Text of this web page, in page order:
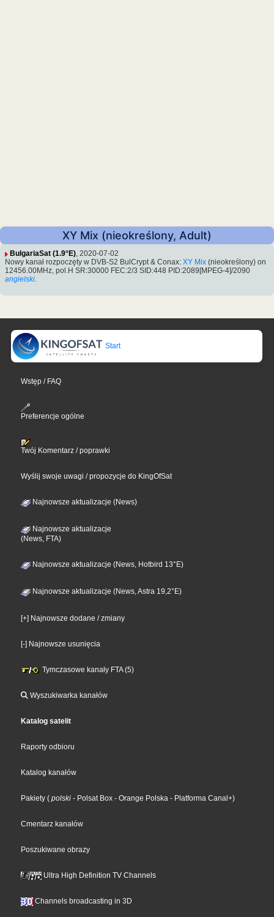
XY Mix (nieokreślony, Adult)
BulgariaSat (1.9°E), 2020-07-02
Nowy kanał rozpoczęty w DVB-S2 BulCrypt & Conax: XY Mix (nieokreślony) on
12456.00MHz, pol.H SR:30000 FEC:2/3 SID:448 PID:2089[MPEG-4]/2090
angielski.
Start
Wstęp / FAQ
Preferencje ogólne
Twój Komentarz / poprawki
Wyślij swoje uwagi / propozycje do KingOfSat
Najnowsze aktualizacje (News)
Najnowsze aktualizacje
(News, FTA)
Najnowsze aktualizacje (News, Hotbird 13°E)
Najnowsze aktualizacje (News, Astra 19,2°E)
[+] Najnowsze dodane / zmiany
[-] Najnowsze usunięcia
Tymczasowe kanały FTA (5)
Wyszukiwarka kanałów
Katalog satelit
Raporty odbioru
Katalog kanałów
Pakiety ( polski - Polsat Box - Orange Polska - Platforma Canal+)
Cmentarz kanałów
Poszukiwane obrazy
Ultra High Definition TV Channels
Channels broadcasting in 3D